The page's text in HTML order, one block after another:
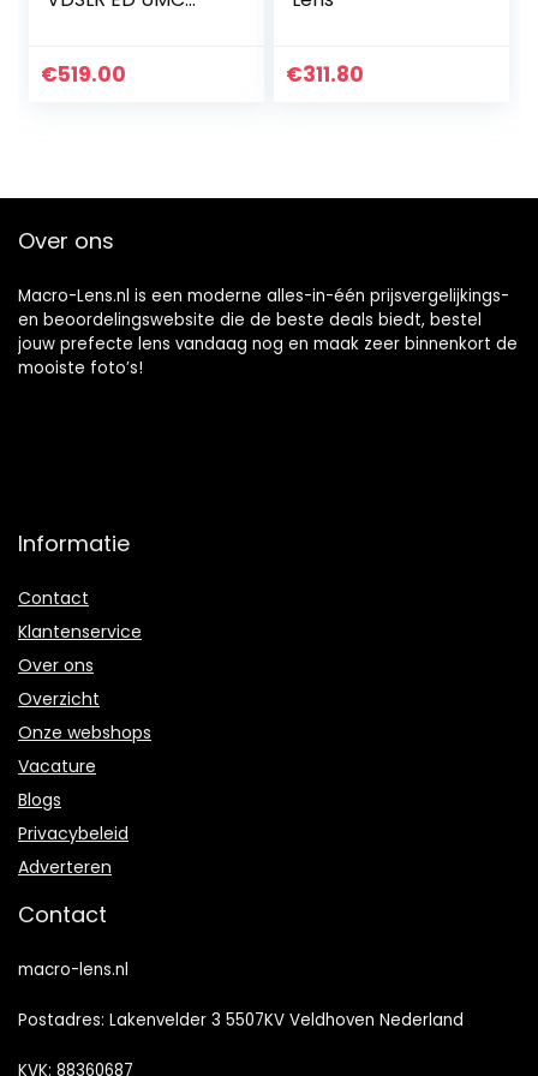
100 mm
€519.00 €311.80
Over ons
Macro-Lens.nl is een moderne alles-in-één prijsvergelijkings-
en beoordelingswebsite die de beste deals biedt, bestel
jouw prefecte lens vandaag nog en maak zeer binnenkort de
mooiste foto’s!
Informatie
Contact
Klantenservice
Over ons
Overzicht
Onze webshops
Vacature
Blogs
Privacybeleid
Adverteren
Contact
macro-lens.nl
Postadres: Lakenvelder 3 5507KV Veldhoven Nederland
KVK: 88360687